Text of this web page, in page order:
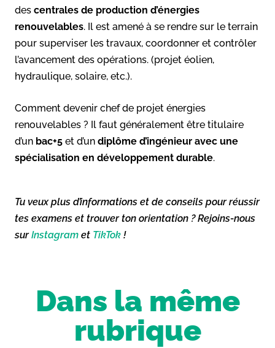
des centrales de production d’énergies
renouvelables. Il est amené à se rendre sur le terrain
pour superviser les travaux, coordonner et contrôler
l’avancement des opérations. (projet éolien,
hydraulique, solaire, etc.).
Comment devenir chef de projet énergies
renouvelables ? Il faut généralement être titulaire
d’un bac+5 et d’un diplôme d’ingénieur avec une
spécialisation en développement durable.
Tu veux plus d’informations et de conseils pour réussir
tes examens et trouver ton orientation ? Rejoins-nous
surInstagram et TikTok !
Dans la même
rubrique